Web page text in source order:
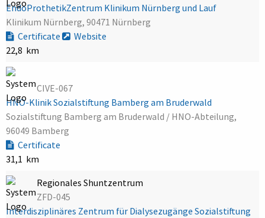
EndoProthetikZentrum Klinikum Nürnberg und Lauf
Klinikum Nürnberg, 90471 Nürnberg
Certificate
Website
22,8 km
CIVE-067
HNO-Klinik Sozialstiftung Bamberg am Bruderwald
Sozialstiftung Bamberg am Bruderwald / HNO-Abteilung,
96049 Bamberg
Certificate
31,1 km
Regionales Shuntzentrum
ZFD-045
Interdisziplinäres Zentrum für Dialysezugänge Sozialstiftung